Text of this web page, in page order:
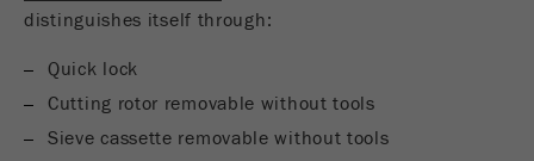
Objectivo
Regista um ID exclusivo usado para gerar
estatísticas e dados sobre como o visitante
distinguishes itself through:
Quick lock
Cutting rotor removable without tools
Sieve cassette removable without tools